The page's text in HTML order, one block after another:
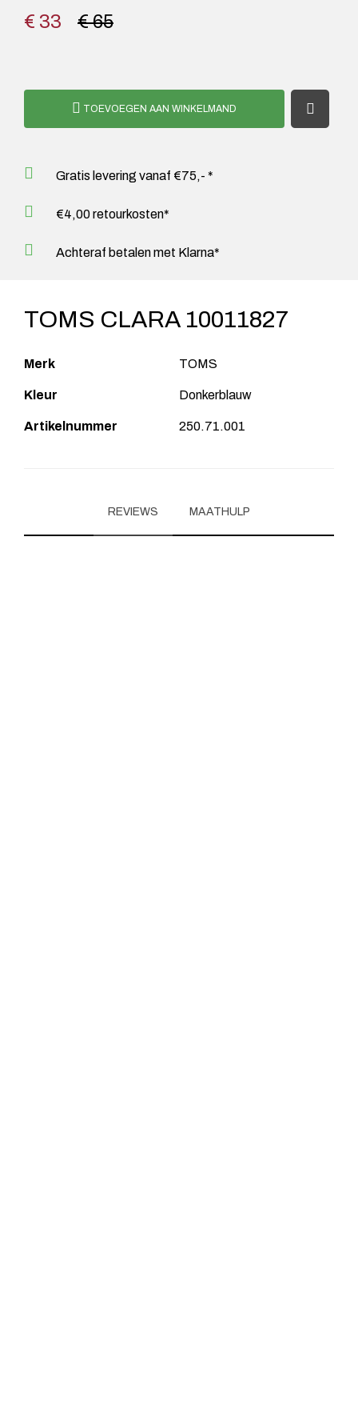
€ 65
€ 33
TOEVOEGEN AAN WINKELMAND
Gratis levering vanaf €75,- *
€4,00 retourkosten*
Achteraf betalen met Klarna*
TOMS CLARA 10011827
Merk TOMS
Kleur Donkerblauw
Artikelnummer 250.71.001
REVIEWS MAATHULP